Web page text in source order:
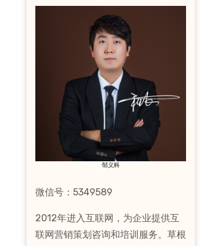
邹义科
微信号：5349589
2012年进入互联网，为企业提供互
联网营销策划咨询和培训服务。草根